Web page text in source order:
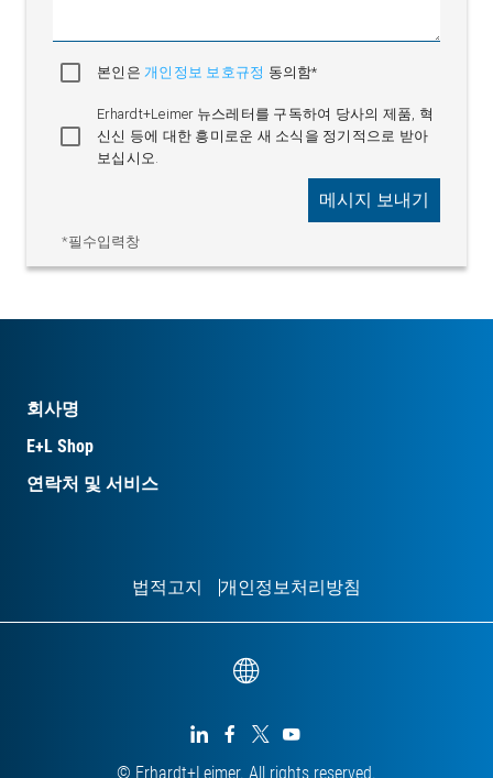
본인은 개인정보 보호규정 동의함*
Erhardt+Leimer 뉴스레터를 구독하여 당사의 제품, 혁
신신 등에 대한 흥미로운 새 소식을 정기적으로 받아
보십시오.
*필수입력창
메시지 보내기
회사명
E+L Shop
연락처 및 서비스
© Erhardt+Leimer. All rights reserved.
법적고지 개인정보처리방침
   